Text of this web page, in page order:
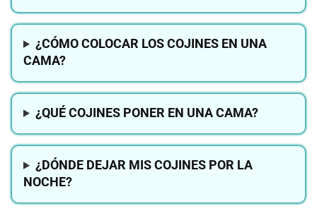
¿CÓMO COLOCAR LOS COJINES EN UNA
CAMA?
¿QUÉ COJINES PONER EN UNA CAMA?
¿DÓNDE DEJAR MIS COJINES POR LA
NOCHE?